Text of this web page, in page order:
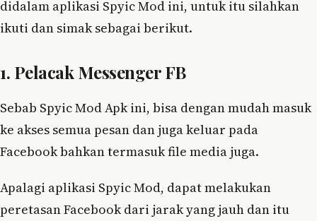
didalam aplikasi Spyic Mod ini, untuk itu silahkan
ikuti dan simak sebagai berikut.
1. Pelacak Messenger FB
Sebab Spyic Mod Apk ini, bisa dengan mudah masuk
ke akses semua pesan dan juga keluar pada
Facebook bahkan termasuk file media juga.
Apalagi aplikasi Spyic Mod, dapat melakukan
peretasan Facebook dari jarak yang jauh dan itu